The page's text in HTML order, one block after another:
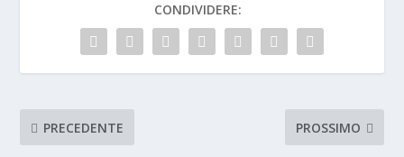
CONDIVIDERE:
PRECEDENTE PROSSIMO